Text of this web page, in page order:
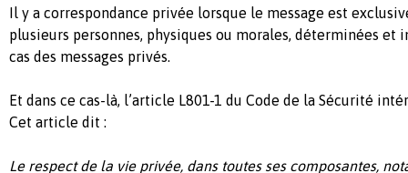
Il y a correspondance privée lorsque le message est
plusieurs personnes, physiques ou morales, déterminées et
cas des messages privés.
Et dans ce cas-là, l’article L801-1 du Code de la Sécurité
Cet article dit :
Le respect de la vie privée, dans toutes ses composantes,